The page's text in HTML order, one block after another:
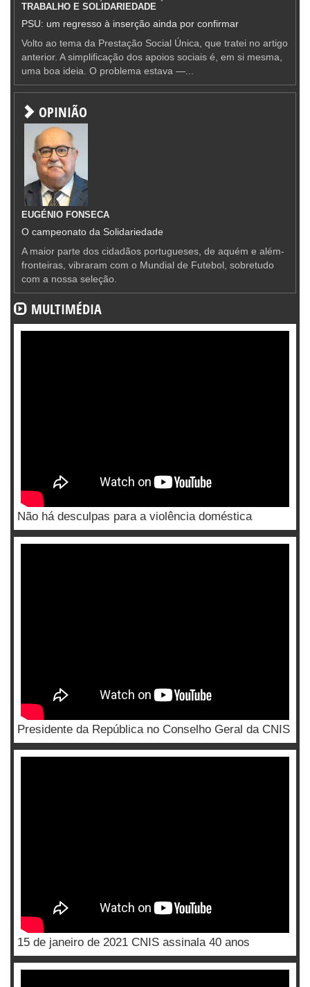
TRABALHO E SOLIDARIEDADE
PSU: um regresso à inserção ainda por confirmar
Volto ao tema da Prestação Social Única, que tratei no artigo
anterior. A simplificação dos apoios sociais é, em si mesma,
uma boa ideia. O problema estava —...
OPINIÃO
EUGÉNIO FONSECA
O campeonato da Solidariedade
A maior parte dos cidadãos portugueses, de aquém e além-
fronteiras, vibraram com o Mundial de Futebol, sobretudo
com a nossa seleção.
MULTIMÉDIA
Não há desculpas para a violência doméstica
Presidente da República no Conselho Geral da CNIS
15 de janeiro de 2021 CNIS assinala 40 anos